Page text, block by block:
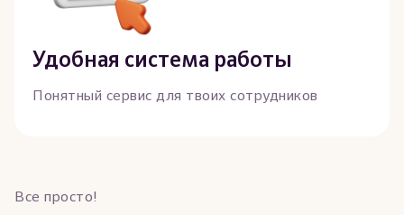
Удобная система работы
Понятный сервис для твоих сотрудников
Все просто!